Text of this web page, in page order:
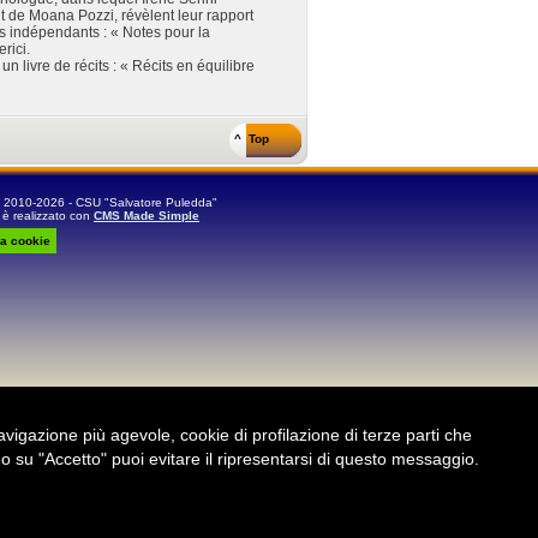
più agevole, cookie di profilazione di terze parti che
su "Accetto" puoi evitare il ripresentarsi di questo messaggio.
Moana Pozzi, révèlent leur rapport
indépendants : « Notes pour la
livre de récits : « Récits en équilibre
^ Top
2026 - CSU "Salvatore Puledda"
realizzato con CMS Made Simple
cookie